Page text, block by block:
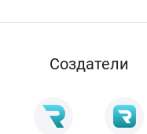
Cоздатели